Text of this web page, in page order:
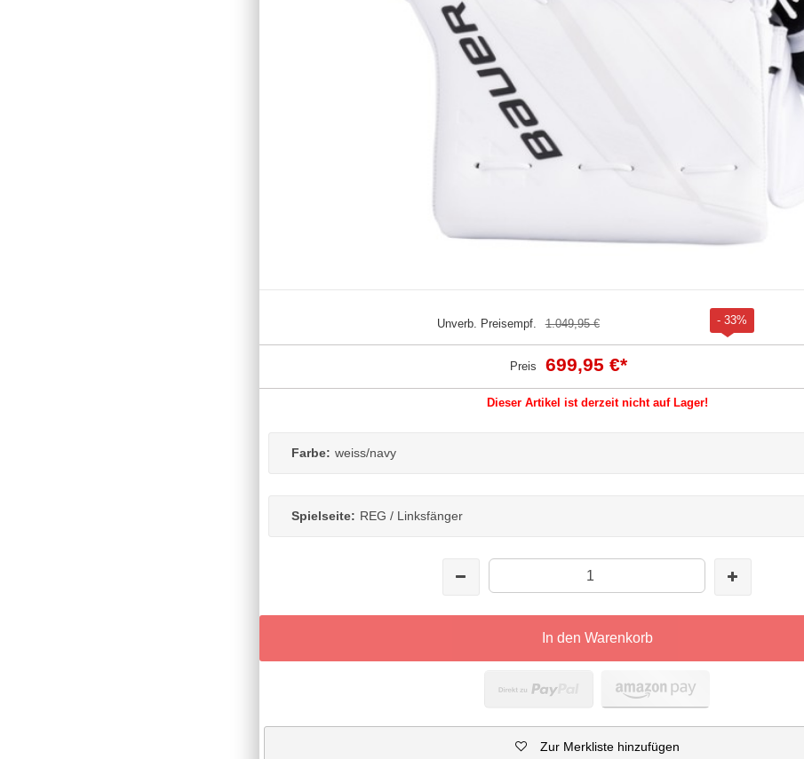
Unverb. Preisempf. 1.049,95 € - 33%
Preis 699,95 €*
Dieser Artikel ist derzeit nicht auf Lager!
Farbe: weiss/navy
Spielseite: REG / Linksfänger
In den Warenkorb
Zur Merkliste hinzufügen